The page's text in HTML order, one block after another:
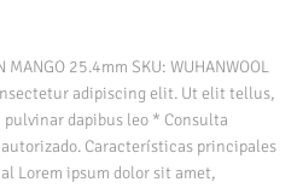
MANGO 25.4mm SKU: WUHANWOOL
adipiscing elit. Ut elit tellus,
dapibus leo * Consulta
Características principales
Lorem ipsum dolor sit amet,